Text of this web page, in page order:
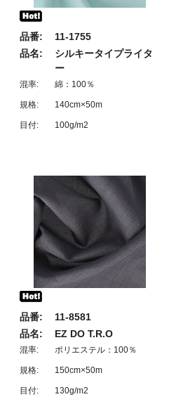
品番:
11-1755
品名:
シルキータイプライタ
ー
混率: 綿：100％
規格: 140cm×50m
目付: 100g/m2
品番:
11-8581
品名:
EZ DO T.R.O
混率: ポリエステル：100％
規格: 150cm×50m
目付: 130g/m2